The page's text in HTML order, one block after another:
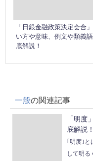
「日銀金融政策決定会合
い方や意味、例文や類義
底解説！
一般の関連記事
「明度
底解説！
｢明度｣
して明る